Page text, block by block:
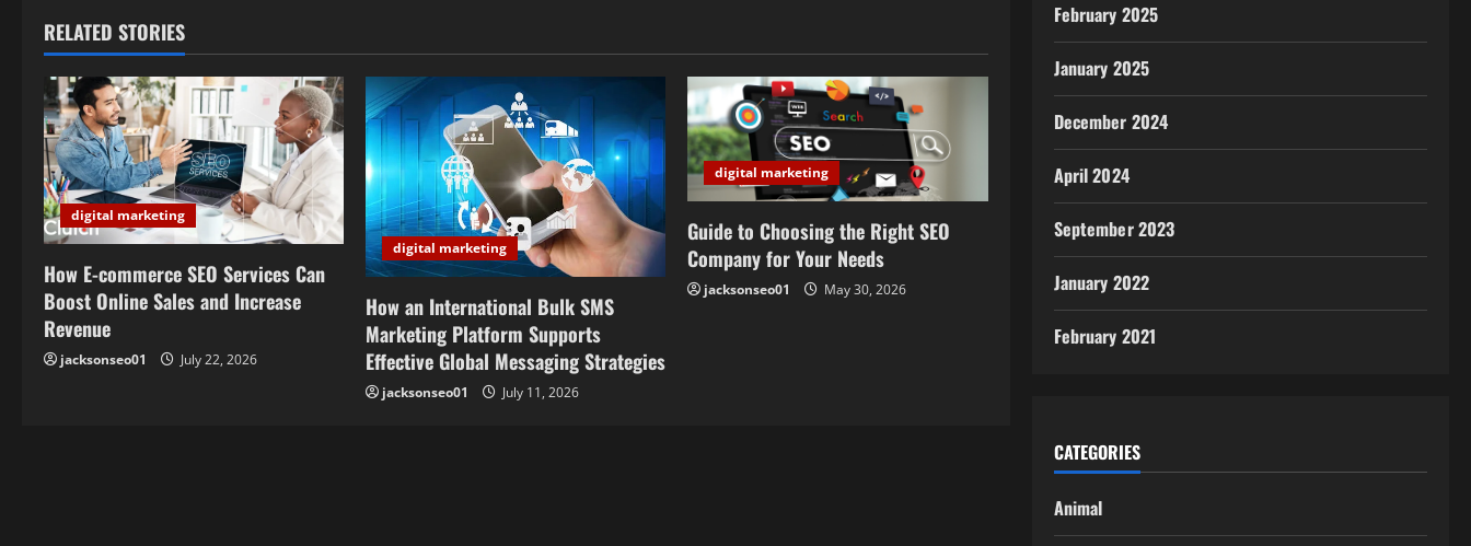
n
a
v
i
g
a
t
i
RELATED STORIES
digital marketing
How E-commerce SEO Services Can
Boost Online Sales and Increase
Revenue
jacksonseo01 July 22, 2026
digital marketing
How an International Bulk SMS
Marketing Platform Supports
Effective Global Messaging Strategies
jacksonseo01 July 11, 2026
digital marketing
Guide to Choosing the Right SEO
Company for Your Needs
jacksonseo01 May 30, 2026
February 2025
January 2025
December 2024
April 2024
September 2023
January 2022
February 2021
CATEGORIES
Animal